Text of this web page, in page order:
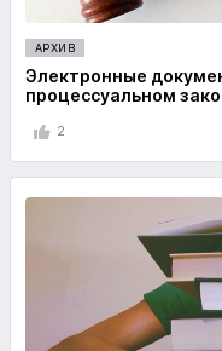
АРХИВ
Электронные
процессуальном
2